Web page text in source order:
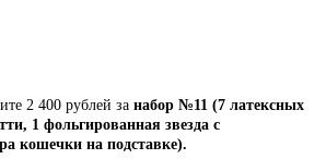
2 400 рублей за набор №11 (7 латексных
1 фольгированная звезда с
кошечки на подставке).